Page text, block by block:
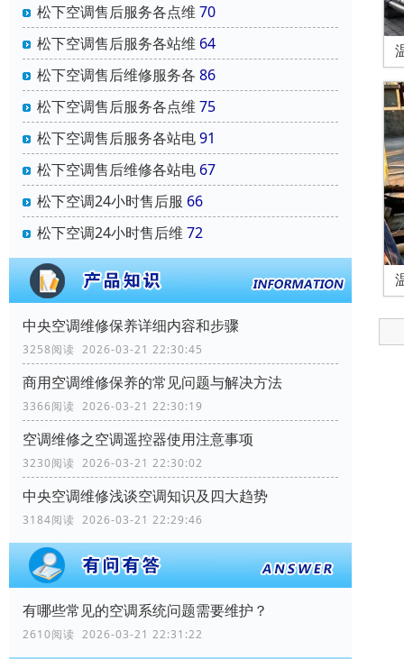
松下空调售后服务各点维 70
松下空调售后服务各站维 64
松下空调售后维修服务各 86
松下空调售后服务各点维 75
松下空调售后服务各站电91
松下空调售后维修各站电 67
松下空调24小时售后服 66
松下空调24小时售后维 72
中央空调维修保养详细内容和步骤
3258阅读 2026-03-21 22:30:45
商用空调维修保养的常见问题与解决方法
3366阅读 2026-03-21 22:30:19
空调维修之空调遥控器使用注意事项
3230阅读 2026-03-21 22:30:02
中央空调维修浅谈空调知识及四大趋势
3184阅读 2026-03-21 22:29:46
有哪些常见的空调系统问题需要维护？
2610阅读 2026-03-21 22:31:22